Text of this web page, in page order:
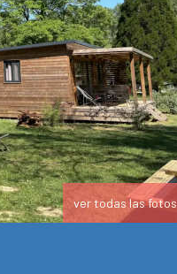
ver todas las fotos